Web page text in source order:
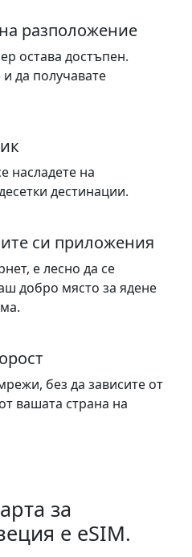
разположение
остава достъпен.
да получавате
насладете на
дестинации.
си приложения
е лесно да се
добро място за ядене
без да зависите от
вашата страна на
за
е eSIM.